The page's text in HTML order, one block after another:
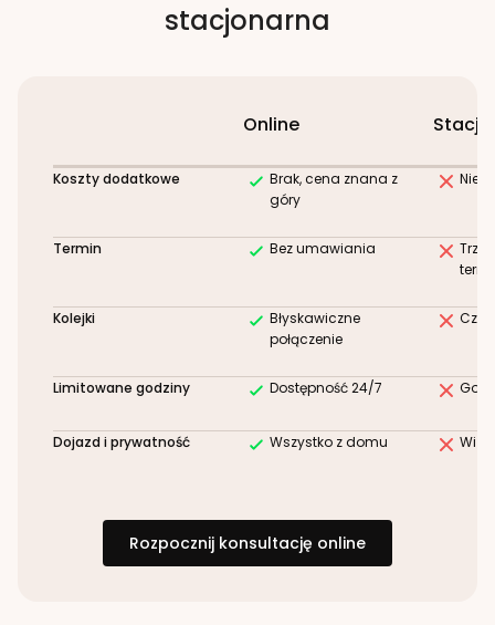
stacjonarna
Online
Koszty dodatkowe
Brak, cena znana z
góry
Termin Bez umawiania
Kolejki
Błyskawiczne
połączenie
Limitowane godziny Dostępność 24/7
Dojazd i prywatność Wszystko z domu
Rozpocznij konsultację online